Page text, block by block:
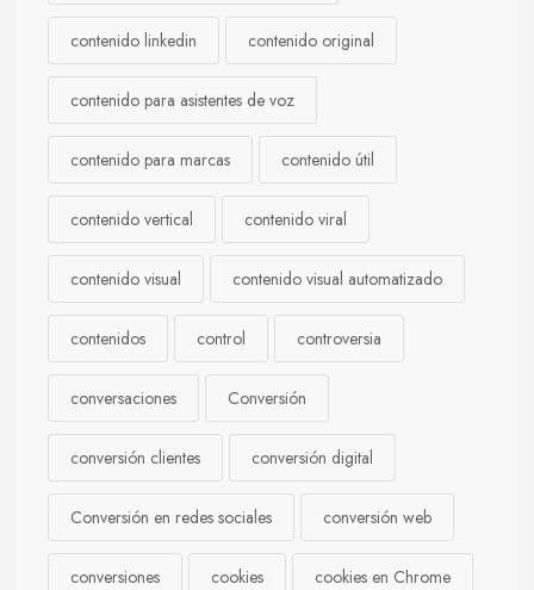
contenido linkedin contenido original
contenido para asistentes de voz
contenido para marcas contenido útil
contenido vertical contenido viral
contenido visual contenido visual automatizado
contenidos control controversia
conversaciones Conversión
conversión clientes conversión digital
Conversión en redes sociales conversión web
conversiones cookies cookies en Chrome